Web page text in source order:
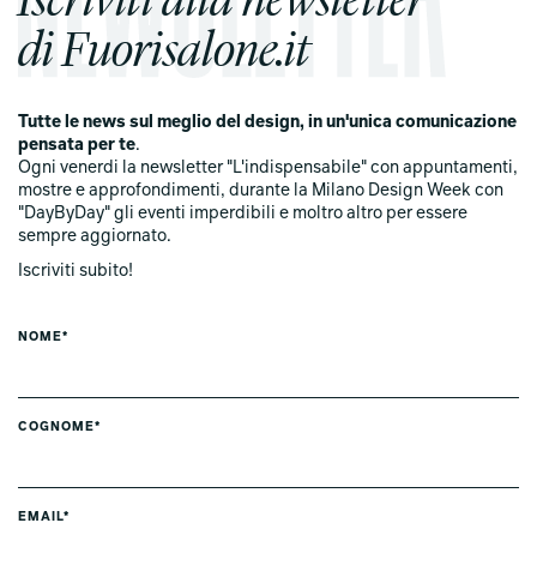
di Fuorisalone.it
Tutte le news sul meglio del design, in un'unica comunicazione
pensata per te.
Ogni venerdi la newsletter "L'indispensabile" con appuntamenti,
mostre e approfondimenti, durante la Milano Design Week con
"DayByDay" gli eventi imperdibili e moltro altro per essere
sempre aggiornato.
Iscriviti subito!
NOME*
COGNOME*
EMAIL*